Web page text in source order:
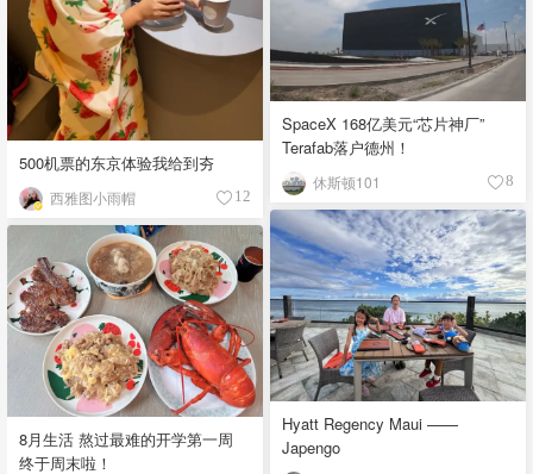
500机票的东京体验我给到夯
西雅图小雨帽 12
SpaceX 168亿美元“芯片神厂”
Terafab落户德州！
休斯顿101 8
Hyatt Regency Maui ——
Japengo
8月生活 熬过最难的开学第一周
终于周末啦！